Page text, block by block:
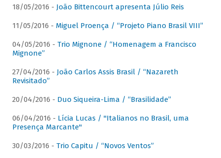
18/05/2016 - João Bittencourt apresenta Júlio Reis
11/05/2016 - Miguel Proença / “Projeto Piano Brasil VIII”
04/05/2016 - Trio Mignone / “Homenagem a Francisco
Mignone”
27/04/2016 - João Carlos Assis Brasil / “Nazareth
Revisitado”
20/04/2016 - Duo Siqueira-Lima / “Brasilidade”
06/04/2016 - Lícia Lucas / "Italianos no Brasil, uma
Presença Marcante"
30/03/2016 - Trio Capitu / “Novos Ventos”